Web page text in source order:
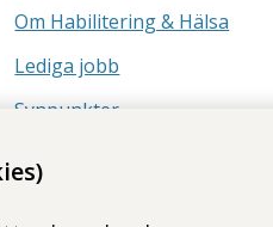
Om Habilitering & Hälsa
Lediga jobb
Synpunkter